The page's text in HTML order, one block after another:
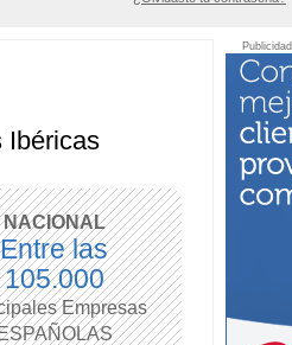
Ibéricas
NACIONAL
Entre las
105.000
Empresas
Publicidad